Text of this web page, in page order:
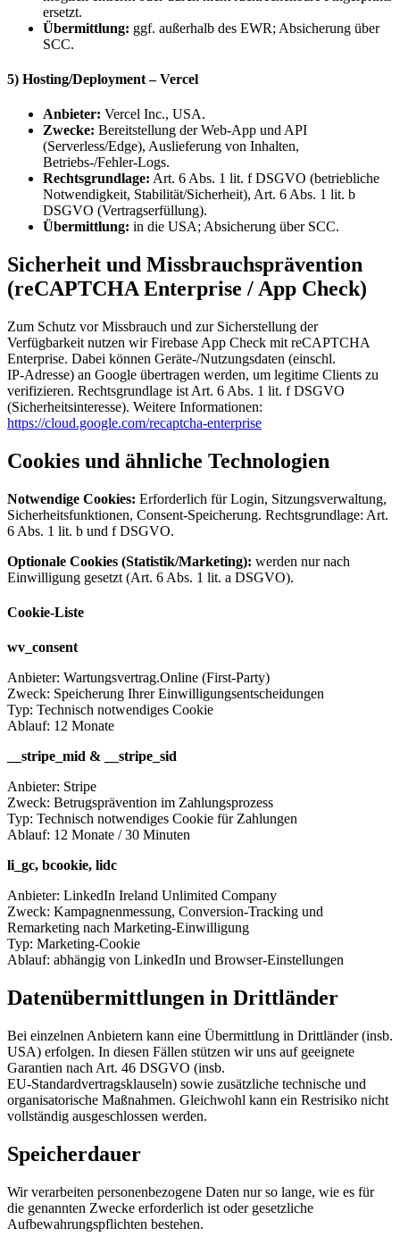
ersetzt.
Übermittlung: ggf. außerhalb des EWR; Absicherung über
SCC.
5) Hosting/Deployment – Vercel
Anbieter: Vercel Inc., USA.
Zwecke: Bereitstellung der Web‑App und API
(Serverless/Edge), Auslieferung von Inhalten,
Betriebs‑/Fehler‑Logs.
Rechtsgrundlage: Art. 6 Abs. 1 lit. f DSGVO (betriebliche
Notwendigkeit, Stabilität/Sicherheit), Art. 6 Abs. 1 lit. b
DSGVO (Vertragserfüllung).
Übermittlung: in die USA; Absicherung über SCC.
Sicherheit und Missbrauchsprävention
(reCAPTCHA Enterprise / App Check)
Zum Schutz vor Missbrauch und zur Sicherstellung der
Verfügbarkeit nutzen wir Firebase App Check mit reCAPTCHA
Enterprise. Dabei können Geräte‑/Nutzungsdaten (einschl.
IP‑Adresse) an Google übertragen werden, um legitime Clients zu
verifizieren. Rechtsgrundlage ist Art. 6 Abs. 1 lit. f DSGVO
(Sicherheitsinteresse). Weitere Informationen:
https://cloud.google.com/recaptcha‑enterprise
Cookies und ähnliche Technologien
Notwendige Cookies: Erforderlich für Login, Sitzungsverwaltung,
Sicherheitsfunktionen, Consent‑Speicherung. Rechtsgrundlage: Art.
6 Abs. 1 lit. b und f DSGVO.
Optionale Cookies (Statistik/Marketing): werden nur nach
Einwilligung gesetzt (Art. 6 Abs. 1 lit. a DSGVO).
Cookie-Liste
wv_consent
Anbieter: Wartungsvertrag.Online (First‑Party)
Zweck: Speicherung Ihrer Einwilligungsentscheidungen
Typ: Technisch notwendiges Cookie
Ablauf: 12 Monate
__stripe_mid & __stripe_sid
Anbieter: Stripe
Zweck: Betrugsprävention im Zahlungsprozess
Typ: Technisch notwendiges Cookie für Zahlungen
Ablauf: 12 Monate / 30 Minuten
li_gc, bcookie, lidc
Anbieter: LinkedIn Ireland Unlimited Company
Zweck: Kampagnenmessung, Conversion-Tracking und
Remarketing nach Marketing-Einwilligung
Typ: Marketing-Cookie
Ablauf: abhängig von LinkedIn und Browser-Einstellungen
Datenübermittlungen in Drittländer
Bei einzelnen Anbietern kann eine Übermittlung in Drittländer (insb.
USA) erfolgen. In diesen Fällen stützen wir uns auf geeignete
Garantien nach Art. 46 DSGVO (insb.
EU‑Standardvertragsklauseln) sowie zusätzliche technische und
organisatorische Maßnahmen. Gleichwohl kann ein Restrisiko nicht
vollständig ausgeschlossen werden.
Speicherdauer
Wir verarbeiten personenbezogene Daten nur so lange, wie es für
die genannten Zwecke erforderlich ist oder gesetzliche
Aufbewahrungspflichten bestehen.